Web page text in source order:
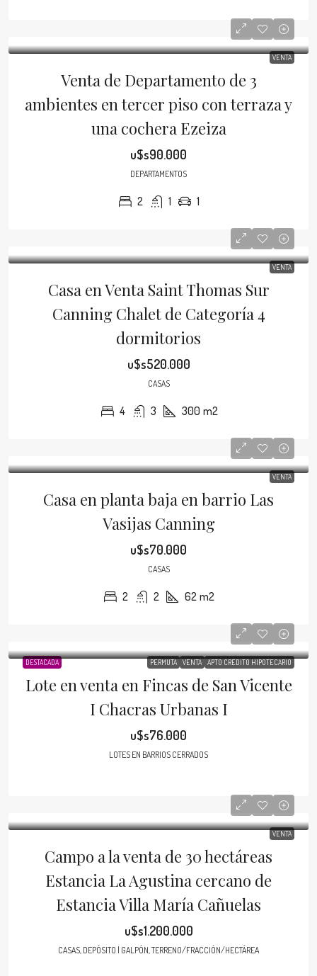
VENTA
Venta de Departamento de 3
ambientes en tercer piso con terraza y
una cochera Ezeiza
u$s90.000
DEPARTAMENTOS
2 1 1
VENTA
Casa en Venta Saint Thomas Sur
Canning Chalet de Categoría 4
dormitorios
u$s520.000
CASAS
4 3 300 m2
VENTA
Casa en planta baja en barrio Las
Vasijas Canning
u$s70.000
CASAS
2 2 62 m2
DESTACADA PERMUTA VENTA APTO CRÉDITO HIPOTECARIO
Lote en venta en Fincas de San Vicente
I Chacras Urbanas I
u$s76.000
LOTES EN BARRIOS CERRADOS
VENTA
Campo a la venta de 30 hectáreas
Estancia La Agustina cercano de
Estancia Villa María Cañuelas
u$s1.200.000
CASAS, DEPÓSITO | GALPÓN, TERRENO/FRACCIÓN/HECTÁREA